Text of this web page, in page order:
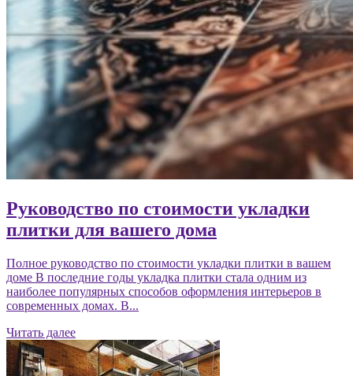
Руководство по стоимости укладки
плитки для вашего дома
Полное руководство по стоимости укладки плитки в вашем
доме В последние годы укладка плитки стала одним из
наиболее популярных способов оформления интерьеров в
современных домах. В...
Читать далее